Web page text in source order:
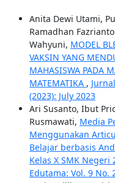
Anita Dewi Utami,
Ramadhan
Wahyuni, MODEL
VAKSIN YANG
MAHASISWA PADA
MATEMATIKA ,
(2023): July 2023
Ari Susanto, Ibut
Rusmawati, Media
Menggunakan
Belajar berbasis
Kelas X SMK Negeri
Edutama: Vol. 9 No.